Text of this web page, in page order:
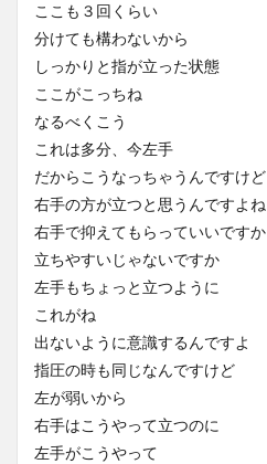
ここも３回くらい
分けても構わないから
しっかりと指が立った状態
ここがこっちね
なるべくこう
これは多分、今左手
だからこうなっちゃうんですけど
右手の方が立つと思うんですよね
右手で抑えてもらっていいですか
立ちやすいじゃないですか
左手もちょっと立つように
これがね
出ないように意識するんですよ
指圧の時も同じなんですけど
左が弱いから
右手はこうやって立つのに
左手がこうやって